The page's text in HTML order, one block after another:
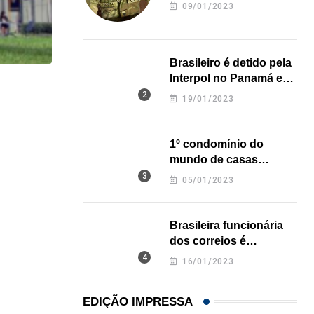
Açaí é reconhecido oficialmente como fruto
09/01/2023
Brasileiro é detido pela
Interpol no Panamá e
pode pegar prisão
19/01/2023
1º condomínio do
mundo de casas
impressas em 3D é
05/01/2023
Brasileira funcionária
dos correios é
assassinada a facadas
16/01/2023
EDIÇÃO IMPRESSA